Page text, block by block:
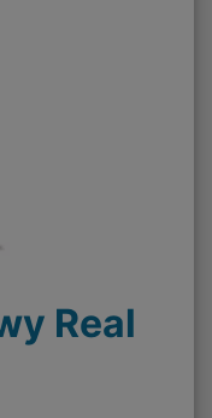
Real